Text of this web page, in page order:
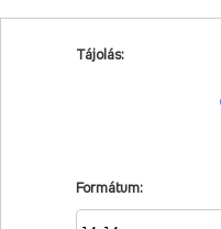
Tájolás:
Formátum: